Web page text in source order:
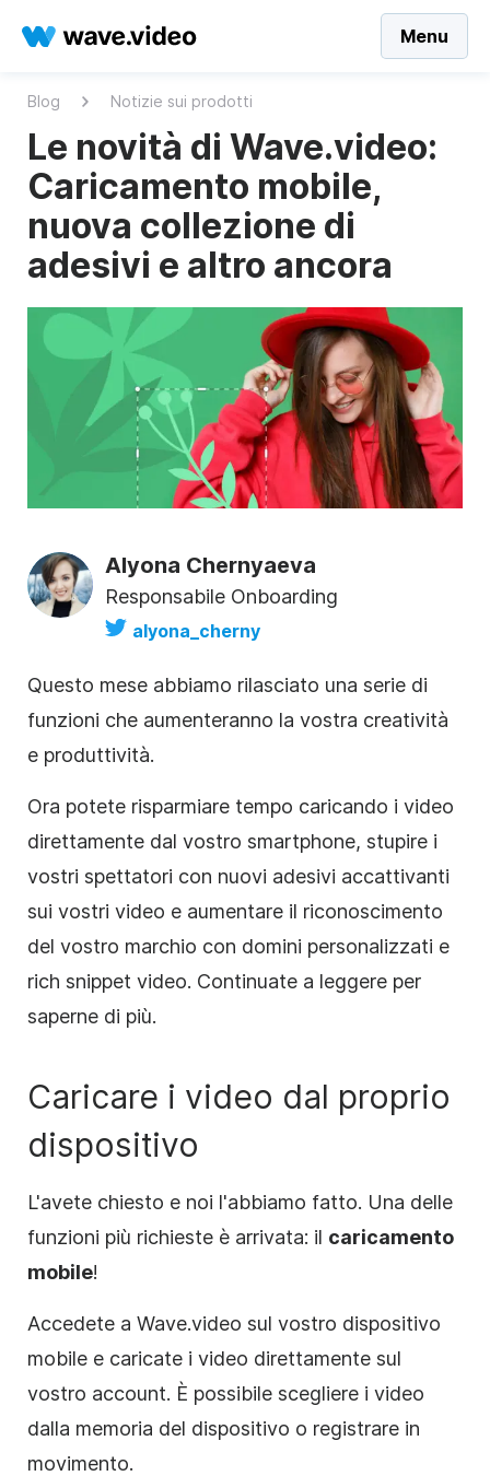
Menu
Blog Notizie sui prodotti
Le novità di Wave.video:
Caricamento mobile,
nuova collezione di
adesivi e altro ancora
Alyona Chernyaeva
Responsabile Onboarding
alyona_cherny
Questo mese abbiamo rilasciato una serie di
funzioni che aumenteranno la vostra creatività
e produttività.
Ora potete risparmiare tempo caricando i video
direttamente dal vostro smartphone, stupire i
vostri spettatori con nuovi adesivi accattivanti
sui vostri video e aumentare il riconoscimento
del vostro marchio con domini personalizzati e
rich snippet video. Continuate a leggere per
saperne di più.
Caricare i video dal proprio
dispositivo
L'avete chiesto e noi l'abbiamo fatto. Una delle
funzioni più richieste è arrivata: il caricamento
mobile!
Accedete a Wave.video sul vostro dispositivo
mobile e caricate i video direttamente sul
vostro account. È possibile scegliere i video
dalla memoria del dispositivo o registrare in
movimento.